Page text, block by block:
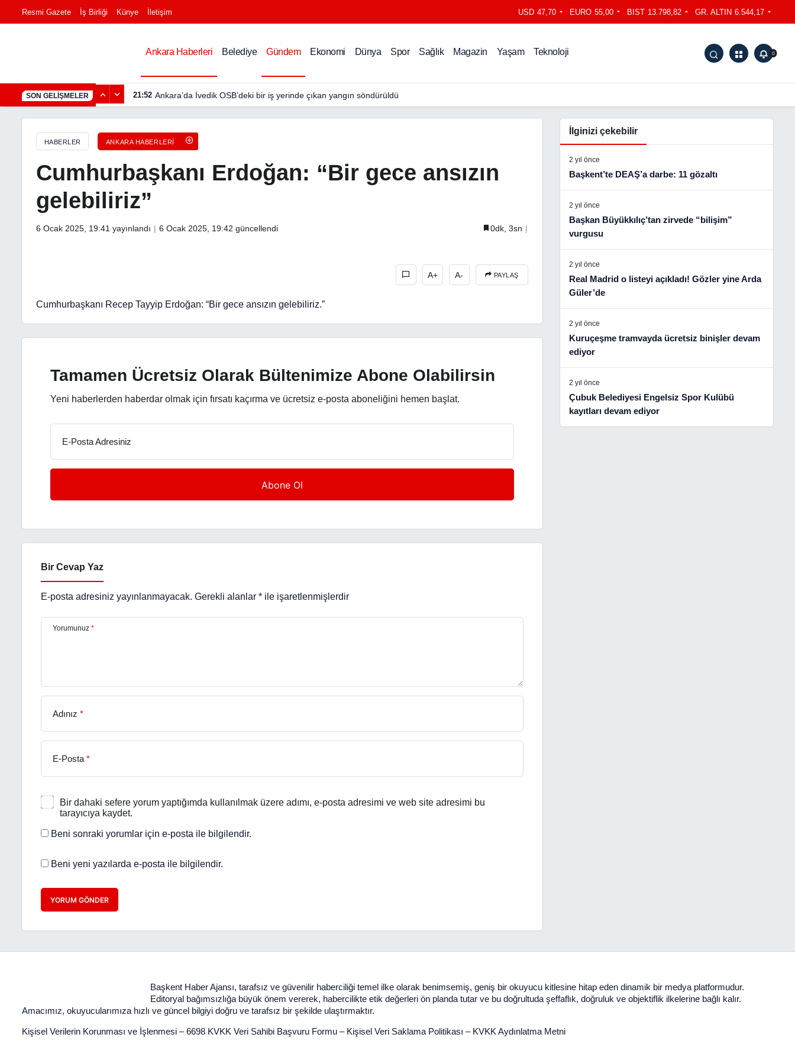
Resmi Gazete İş Birliği Künye İletişim USD 47,70 EURO 55,00 BIST 13.798,82 GR. ALTIN 6.544,17
Ankara Haberleri Belediye Gündem Ekonomi Dünya Spor Sağlık Magazin Yaşam Teknoloji 0
SON GELIŞMELER 21:52 Ankara’da İvedik OSB’deki bir iş yerinde çıkan yangın söndürüldü
HABERLER ANKARA HABERLERI
Cumhurbaşkanı Erdoğan: “Bir gece ansızın
gelebiliriz”
6 Ocak 2025, 19:41 yayınlandı 6 Ocak 2025, 19:42 güncellendi 0dk, 3sn
A+ A- PAYLAŞ
Cumhurbaşkanı Recep Tayyip Erdoğan: “Bir gece ansızın gelebiliriz.”
Cumhurbaşkanı Erdoğan: “Bir gece ansızın gelebiliriz”
Tamamen Ücretsiz Olarak Bültenimize Abone Olabilirsin
Yeni haberlerden haberdar olmak için fırsatı kaçırma ve ücretsiz e-posta aboneliğini hemen başlat.
E-Posta Adresiniz
Bir Cevap Yaz
E-posta adresiniz yayınlanmayacak. Gerekli alanlar * ile işaretlenmişlerdir
Yorumunuz *
Adınız *
E-Posta *
Bir dahaki sefere yorum yaptığımda kullanılmak üzere adımı, e-posta adresimi ve web site adresimi bu
tarayıcıya kaydet.
Beni sonraki yorumlar için e-posta ile bilgilendir.
Beni yeni yazılarda e-posta ile bilgilendir.
YORUM GÖNDER
İlginizi çekebilir
2 yıl önce
Başkent’te DEAŞ’a darbe: 11 gözaltı
2 yıl önce
Başkan Büyükkılıç’tan zirvede “bilişim”
vurgusu
2 yıl önce
Real Madrid o listeyi açıkladı! Gözler yine Arda
Güler’de
2 yıl önce
Kuruçeşme tramvayda ücretsiz binişler devam
ediyor
2 yıl önce
Çubuk Belediyesi Engelsiz Spor Kulübü
kayıtları devam ediyor
Başkent Haber Ajansı, tarafsız ve güvenilir haberciliği temel ilke olarak benimsemiş, geniş bir okuyucu kitlesine hitap eden dinamik bir medya platformudur.
Editoryal bağımsızlığa büyük önem vererek, habercilikte etik değerleri ön planda tutar ve bu doğrultuda şeffaflık, doğruluk ve objektiflik ilkelerine bağlı kalır.
Amacımız, okuyucularımıza hızlı ve güncel bilgiyi doğru ve tarafsız bir şekilde ulaştırmaktır.
Kişisel Verilerin Korunması ve İşlenmesi –6698 KVKK Veri Sahibi Başvuru Formu – Kişisel Veri Saklama Politikası – KVKK Aydınlatma Metni